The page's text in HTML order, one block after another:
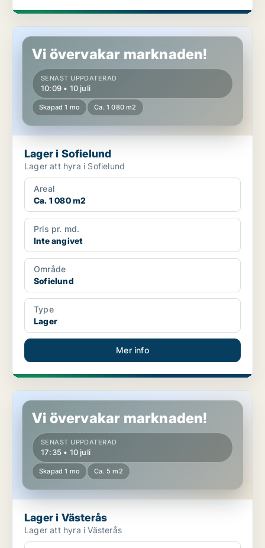
Lager i Sofielund
Vi övervakar marknaden!
SENAST UPPDATERAD
10:09 • 10 juli
Skapad 1 mo Ca. 1 080 m2
Lager i Sofielund
Lager att hyra i Sofielund
Areal
Ca. 1 080 m2
Pris pr. md.
Inte angivet
Område
Sofielund
Type
Lager
Mer info
Lager i Västerås
Vi övervakar marknaden!
SENAST UPPDATERAD
17:35 • 10 juli
Skapad 1 mo Ca. 5 m2
Lager i Västerås
Lager att hyra i Västerås